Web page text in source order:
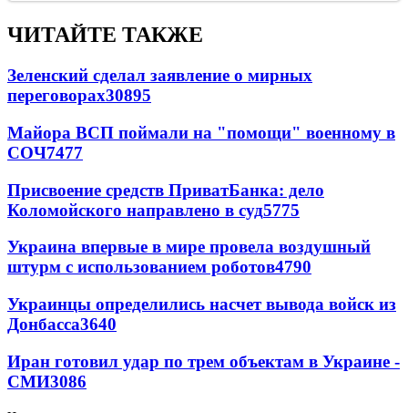
ЧИТАЙТЕ ТАКЖЕ
Зеленский сделал заявление о мирных
переговорах30895
Майора ВСП поймали на "помощи" военному в
СОЧ7477
Присвоение средств ПриватБанка: дело
Коломойского направлено в суд5775
Украина впервые в мире провела воздушный
штурм с использованием роботов4790
Украинцы определились насчет вывода войск из
Донбасса3640
Иран готовил удар по трем объектам в Украине -
СМИ3086